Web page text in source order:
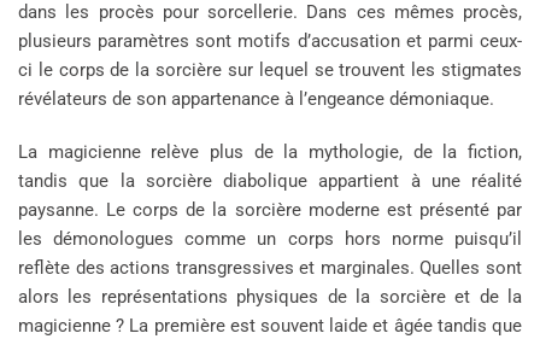
dans les procès pour sorcellerie. Dans ces mêmes procès,
plusieurs paramètres sont motifs d’accusation et parmi ceux-
ci le corps de la sorcière sur lequel se trouvent les stigmates
révélateurs de son appartenance à l’engeance démoniaque.
La magicienne relève plus de la mythologie, de la fiction,
tandis que la sorcière diabolique appartient à une réalité
paysanne. Le corps de la sorcière moderne est présenté par
les démonologues comme un corps hors norme puisqu’il
reflète des actions transgressives et marginales. Quelles sont
alors les représentations physiques de la sorcière et de la
magicienne ? La première est souvent laide et âgée tandis que